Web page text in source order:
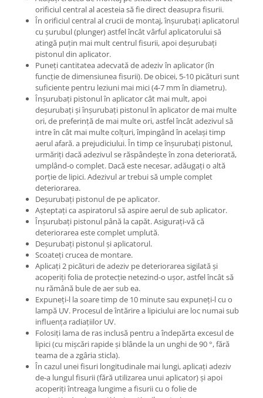
orificiul central al acesteia să fie direct deasupra fisurii.
În orificiul central al crucii de montaj, înșurubați aplicatorul
cu șurubul (plunger) astfel încât vârful aplicatorului să
atingă puțin mai mult centrul fisurii, apoi deșurubați
pistonul din aplicator.
Puneți cantitatea adecvată de adeziv în aplicator (în
funcție de dimensiunea fisurii). De obicei, 5-10 picături sunt
suficiente pentru leziuni mai mici (4-7 mm în diametru).
Înșurubați pistonul în aplicator cât mai mult, apoi
deșurubați și înșurubați pistonul în aplicator de mai multe
ori, de preferință de mai multe ori, astfel încât adezivul să
intre în cât mai multe colțuri, împingând în același timp
aerul afară. a prejudiciului. În timp ce înșurubați pistonul,
urmăriți dacă adezivul se răspândește în zona deteriorată,
umplând-o complet. Dacă este necesar, adăugați o altă
porție de lipici. Adezivul ar trebui să umple complet
deteriorarea.
Deșurubați pistonul de pe aplicator.
Așteptați ca aspiratorul să aspire aerul de sub aplicator.
Înșurubați pistonul până la capăt. Asigurați-vă că
deteriorarea este complet umplută.
Deșurubați pistonul și aplicatorul.
Scoateți crucea de montare.
Aplicați 2 picături de adeziv pe deteriorarea sigilată și
acoperiți folia de protecție netezind-o ușor, astfel încât să
nu rămână bule de aer sub ea.
Expuneți-l la soare timp de 10 minute sau expuneți-l cu o
lampă UV. Procesul de întărire a lipiciului are loc numai sub
influența radiațiilor UV.
Folosiți lama de ras inclusă pentru a îndepărta excesul de
lipici (cu mișcări rapide și blânde la un unghi de 90 °, fără
teama de a zgâria sticla).
În cazul unei fisuri longitudinale mai lungi, aplicați adeziv
de-a lungul fisurii (fără utilizarea unui aplicator) și apoi
acoperiți întreaga lungime a fisurii cu o folie de